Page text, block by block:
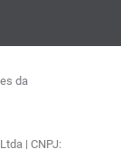
da
| CNPJ: